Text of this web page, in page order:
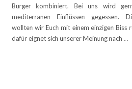
Burger kombiniert. Bei uns wird
mediterranen Einflüssen gegessen.
wollten wir Euch mit einem einzigen Biss
dafür eignet sich unserer Meinung nach …